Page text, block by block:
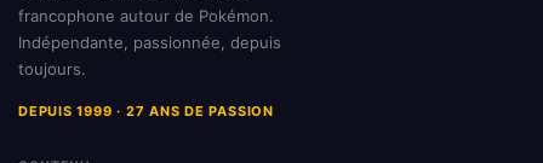
francophone autour de Pokémon.
Indépendante, passionnée, depuis
toujours.
DEPUIS 1999 · 27 ANS DE PASSION